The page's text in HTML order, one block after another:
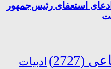
استعفای رئیس‌جمهور
(2727)
ادبیات